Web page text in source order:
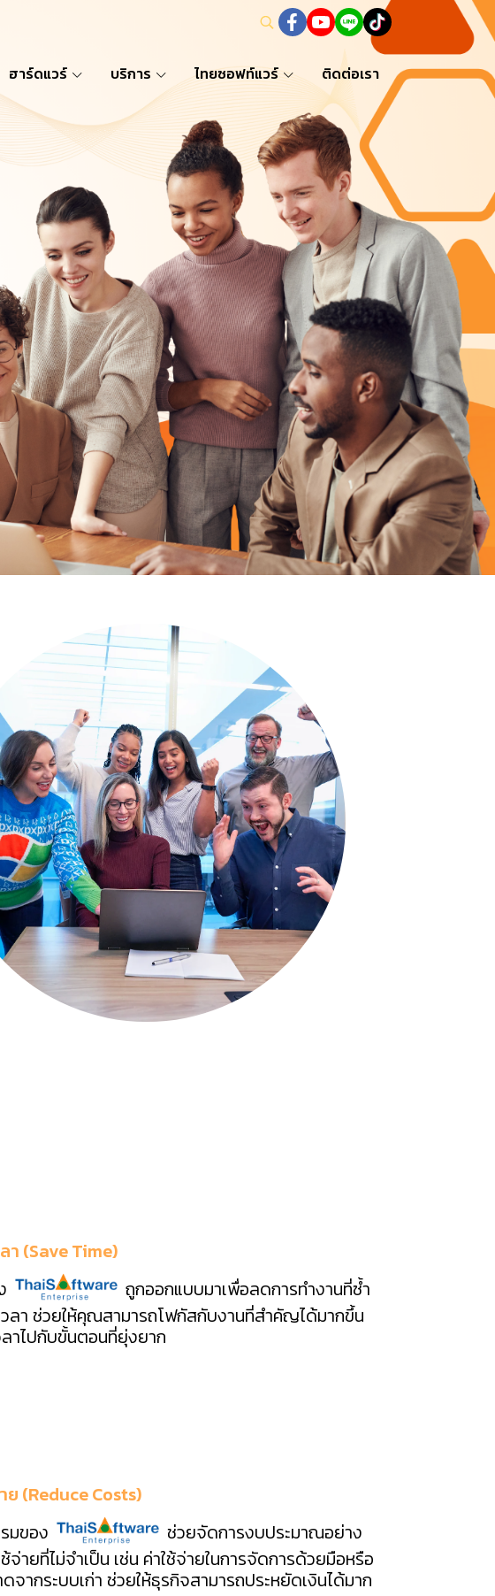
ฮาร์ดแวร์ บริการ ไทยซอฟท์แวร์ ติดต่อเรา
า (Save Time)
ถูกออกแบบมาเพื่อลดการทำงานที่ซ้ำ
วลา ช่วยให้คุณสามารถโฟกัสกับงานที่สำคัญได้มากขึ้น
ลาไปกับขั้นตอนที่ยุ่งยาก
ย (Reduce Costs)
มของ
ช่วยจัดการงบประมาณอย่าง
จ่ายที่ไม่จำเป็น เช่น ค่าใช้จ่ายในการจัดการด้วยมือหรือ
จากระบบเก่า ช่วยให้ธุรกิจสามารถประหยัดเงินได้มาก